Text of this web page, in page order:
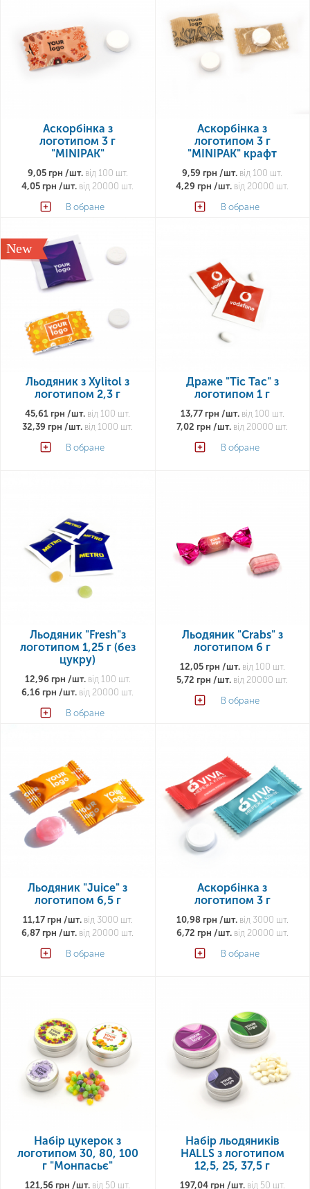
Аскорбінка з
логотипом 3 г
"MINIPAK"
9,05 грн /шт.від 100 шт.
4,05 грн /шт. від 20000 шт.
В обране
Аскорбінка з
логотипом 3 г
"MINIPAK" крафт
9,59 грн /шт. від 100 шт.
4,29 грн /шт. від 20000 шт.
В обране
New
Льодяник з Xylitol з
логотипом 2,3 г
45,61 грн /шт. від 100 шт.
32,39 грн /шт. від 1000 шт.
В обране
Драже "Tic Tac" з
логотипом 1 г
13,77 грн /шт.від 100 шт.
7,02 грн /шт. від 20000 шт.
В обране
Льодяник "Fresh"з
логотипом 1,25 г (без
цукру)
12,96 грн /шт.від 100 шт.
6,16 грн /шт. від 20000 шт.
В обране
Льодяник "Crabs" з
логотипом 6 г
12,05 грн /шт.від 100 шт.
5,72 грн /шт. від 20000 шт.
В обране
Льодяник "Juice" з
логотипом 6,5 г
11,17 грн /шт.від 3000 шт.
6,87 грн /шт. від 20000 шт.
В обране
Аскорбінка з
логотипом 3 г
10,98 грн /шт.від 3000 шт.
6,72 грн /шт.від 20000 шт.
В обране
Набір цукерок з
логотипом 30, 80, 100
г "Монпасьє"
121,56 грн /шт. від 50 шт.
Набір льодяників
HALLS з логотипом
12,5, 25, 37,5 г
197,04 грн /шт.від 50 шт.